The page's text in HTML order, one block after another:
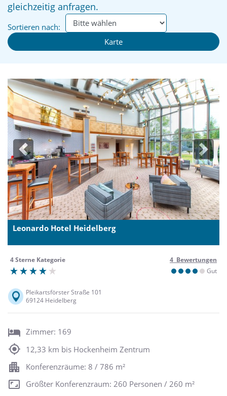
gleichzeitig anfragen.
Sortieren nach:
Karte
Previous Next
Leonardo Hotel Heidelberg
4 Sterne Kategorie
4 Bewertungen
Gut
Pleikartsförster Straße 101
69124 Heidelberg
Zimmer: 169
12,33 km bis Hockenheim Zentrum
Konferenzräume: 8 / 786 m²
Größter Konferenzraum: 260 Personen / 260 m²